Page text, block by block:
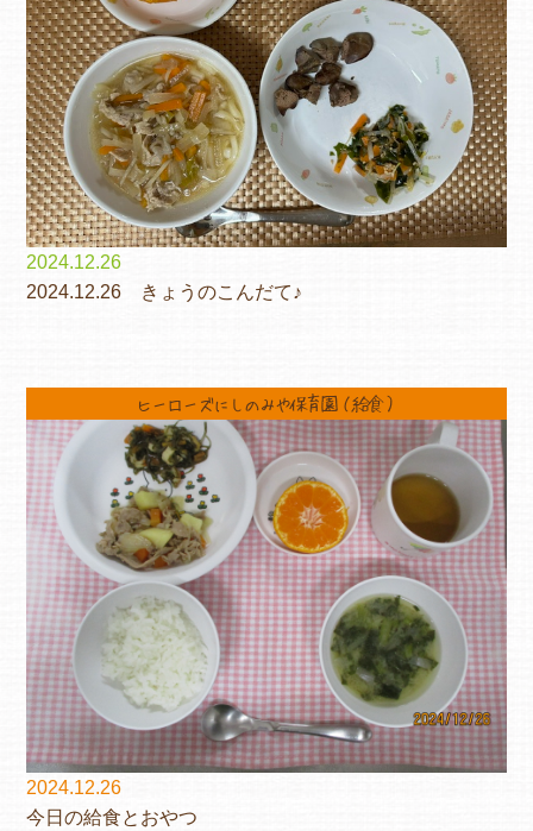
2024.12.26
2024.12.26 きょうのこんだて♪
ヒーローズにしのみや保育園（給食）
2024.12.26
今日の給食とおやつ